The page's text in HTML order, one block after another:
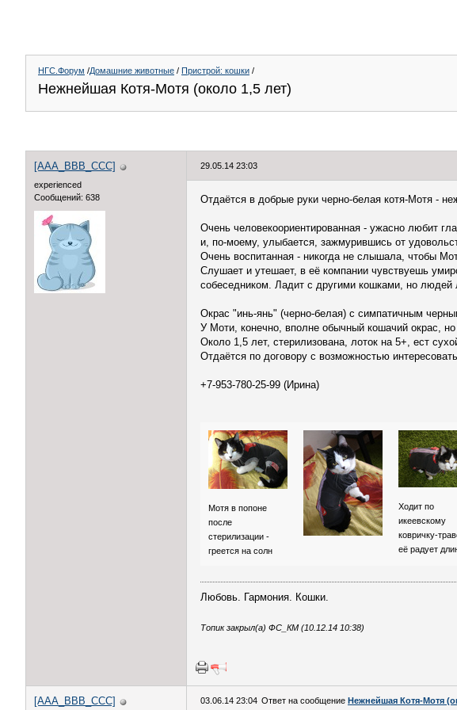
НГС.Форум /Домашние животные / Пристрой: кошки /
Нежнейшая Котя-Мотя (около 1,5 лет)
[AAA_BBB_CCC]
experienced
Сообщений: 638
29.05.14 23:03
Отдаётся в добрые руки черно-белая котя-Мотя -
Очень человекоориентированная - ужасно любит
и, по-моему, улыбается, зажмурившись от
Очень воспитанная - никогда не слышала, чтобы
Слушает и утешает, в её компании чувствуешь
собеседником. Ладит с другими кошками, но
Окрас "инь-янь" (черно-белая) с симпатичным
У Моти, конечно, вполне обычный кошачий окрас,
Около 1,5 лет, стерилизована, лоток на 5+, ест
Отдаётся по договору с возможностью
+7-953-780-25-99 (Ирина)
Мотя в попоне
после
стерилизации -
греется на солн
Ходит по
икеевскому
ковричку-
её радует
Любовь. Гармония. Кошки.
Топик закрыл(а) ФС_КМ (10.12.14 10:38)
[AAA_BBB_CCC] 03.06.14 23:04 Ответ на сообщение Нежнейшая Котя-Мотя